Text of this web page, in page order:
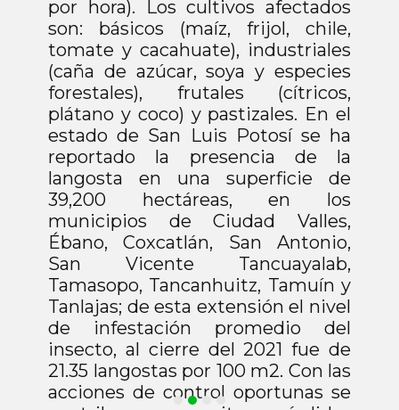
Divulgación
por hora). Los cultivos afectados
son: básicos (maíz, frijol, chile,
tomate y cacahuate), industriales
(caña de azúcar, soya y especies
forestales), frutales (cítricos,
plátano y coco) y pastizales. En el
estado de San Luis Potosí se ha
reportado la presencia de la
langosta en una superficie de
39,200 hectáreas, en los
municipios de Ciudad Valles,
Ébano, Coxcatlán, San Antonio,
San Vicente Tancuayalab,
Tamasopo, Tancanhuitz, Tamuín y
Tanlajas; de esta extensión el nivel
de infestación promedio del
insecto, al cierre del 2021 fue de
21.35 langostas por 100 m2. Con las
acciones de control oportunas se